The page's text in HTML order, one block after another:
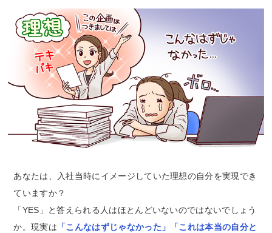
あなたは、入社当時にイメージしていた理想の自分を実現でき
ていますか？
「YES」と答えられる人はほとんどいないのではないでしょう
か。現実は 「こんなはずじゃなかった」「これは本当の自分と